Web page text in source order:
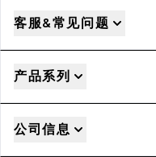
客服&常见问题
产品系列
公司信息